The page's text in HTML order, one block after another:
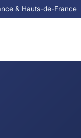
& Hauts-de-France